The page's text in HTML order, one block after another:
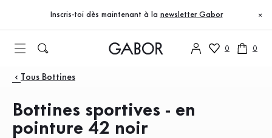
Accéder au contenu principal
Accéder à la table des matières
Accéder à la navigation principale
Inscris-toi dès maintenant à la newsletter Gabor ×
0 0
Produits
Tous Bottines
Bottines sportives - en
pointure 42 noir